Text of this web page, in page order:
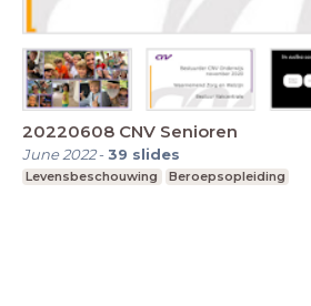
20220608 CNV Senioren
June 2022-39 slides
Levensbeschouwing Beroepsopleiding